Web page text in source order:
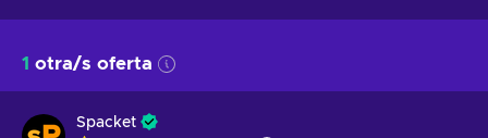
1 otra/s oferta
Spacket